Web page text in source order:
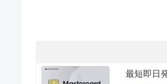
最短即日